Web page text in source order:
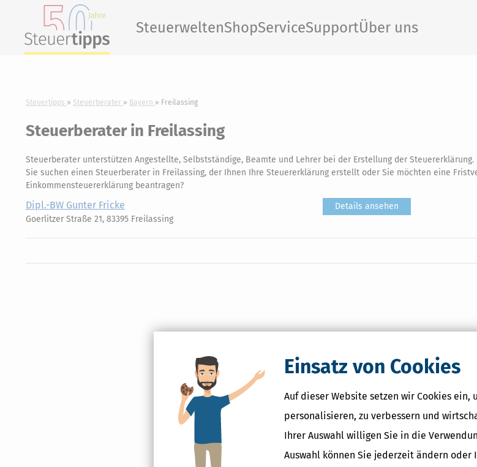
Einsatz von Cookies
Auf dieser Website setzen wir Cookies ein,
personalisieren, zu verbessern und
Ihrer Auswahl willigen Sie in die
Auswahl können Sie jederzeit ändern
SteuerweltenShopServiceSupportÜber uns
Steuertipps Steuerberater Bayern Freilassing
Steuerberater in Freilassing
Steuerberater unterstützen Angestellte, Selbstständige, Beamte und Lehrer bei der Erstellung der Steuererklärung.
Sie suchen einen Steuerberater in Freilassing, der Ihnen Ihre Steuererklärung erstellt oder Sie möchten eine
Einkommensteuererklärung beantragen?
Dipl.-BW Gunter Fricke
Goerlitzer Straße 21, 83395 Freilassing
Details ansehen